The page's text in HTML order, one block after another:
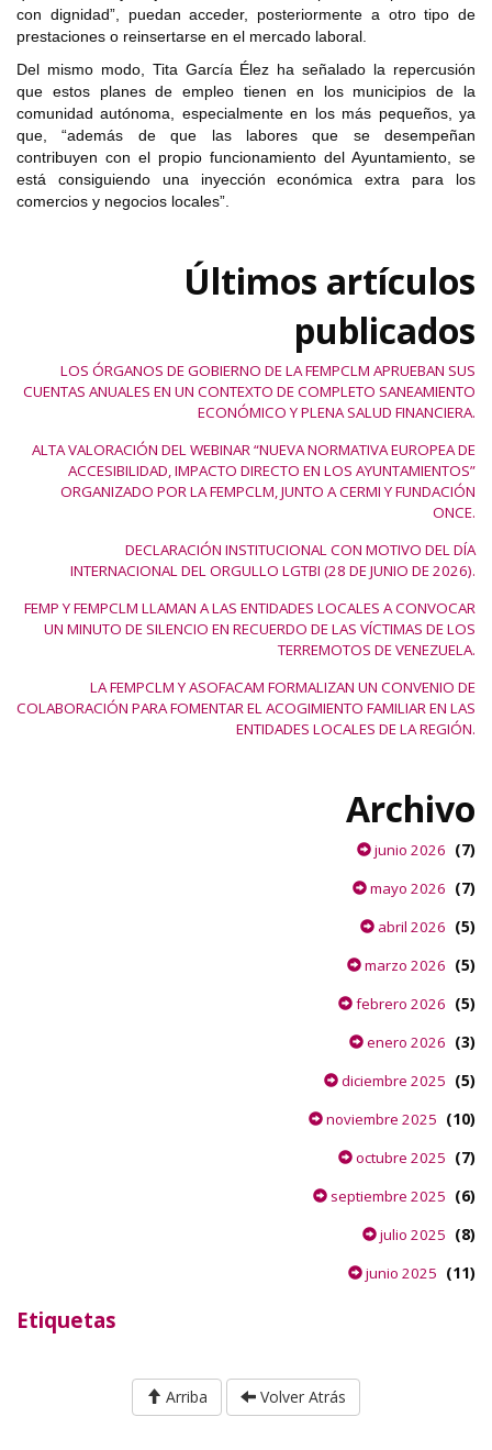
con dignidad”, puedan acceder, posteriormente a otro tipo de
prestaciones o reinsertarse en el mercado laboral.
Del mismo modo, Tita García Élez ha señalado la repercusión
que estos planes de empleo tienen en los municipios de la
comunidad autónoma, especialmente en los más pequeños, ya
que, “además de que las labores que se desempeñan
contribuyen con el propio funcionamiento del Ayuntamiento, se
está consiguiendo una inyección económica extra para los
comercios y negocios locales”.
Últimos artículos
publicados
LOS ÓRGANOS DE GOBIERNO DE LA FEMPCLM APRUEBAN SUS
CUENTAS ANUALES EN UN CONTEXTO DE COMPLETO SANEAMIENTO
ECONÓMICO Y PLENA SALUD FINANCIERA.
ALTA VALORACIÓN DEL WEBINAR “NUEVA NORMATIVA EUROPEA DE
ACCESIBILIDAD, IMPACTO DIRECTO EN LOS AYUNTAMIENTOS”
ORGANIZADO POR LA FEMPCLM, JUNTO A CERMI Y FUNDACIÓN
ONCE.
DECLARACIÓN INSTITUCIONAL CON MOTIVO DEL DÍA
INTERNACIONAL DEL ORGULLO LGTBI (28 DE JUNIO DE 2026).
FEMP Y FEMPCLM LLAMAN A LAS ENTIDADES LOCALES A CONVOCAR
UN MINUTO DE SILENCIO EN RECUERDO DE LAS VÍCTIMAS DE LOS
TERREMOTOS DE VENEZUELA.
LA FEMPCLM Y ASOFACAM FORMALIZAN UN CONVENIO DE
COLABORACIÓN PARA FOMENTAR EL ACOGIMIENTO FAMILIAR EN LAS
ENTIDADES LOCALES DE LA REGIÓN.
Archivo
junio 2026 (7)
mayo 2026 (7)
abril 2026 (5)
marzo 2026 (5)
febrero 2026 (5)
enero 2026 (3)
diciembre 2025 (5)
noviembre 2025 (10)
octubre 2025 (7)
septiembre 2025 (6)
julio 2025 (8)
junio 2025 (11)
Etiquetas
Arriba Volver Atrás